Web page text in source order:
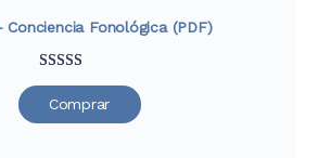
Conciencia Fonológica (PDF)
Valorado
con4.88de
52
Comprar